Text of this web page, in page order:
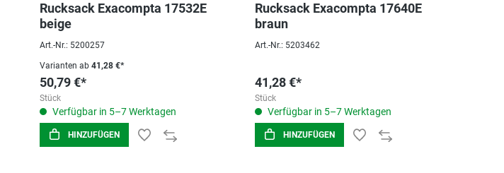
Rucksack Exacompta 17532E
beige
Art.-Nr.: 5200257
Varianten ab 41,28 €*
50,79 €*
Stück
Verfügbar in 5–7 Werktagen
HINZUFÜGEN
Rucksack Exacompta 17640E
braun
Art.-Nr.: 5203462
41,28 €*
Stück
Verfügbar in 5–7 Werktagen
HINZUFÜGEN